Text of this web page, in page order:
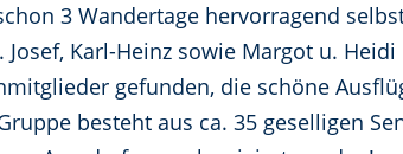
3 Wandertage hervorragend
Josef, Karl-Heinz sowie Margot u.
gefunden, die schöne
besteht aus ca. 35 geselligen